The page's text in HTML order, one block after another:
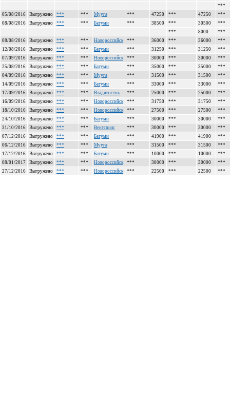
***
05/08/2016
Выгружено *** *** Мууга *** 47250 *** 47250
***
08/08/2016
Выгружено *** *** Батуми *** 38500 *** 30500
***
***
8000
***
08/08/2016
Выгружено *** *** Новороссийск *** 36000 *** 36000
***
12/08/2016
Выгружено *** *** Батуми *** 31250 *** 31250
***
07/09/2016
Выгружено *** *** Новороссийск *** 30000 *** 30000
***
25/08/2016
Выгружено *** *** Батуми *** 35000 *** 35000
***
04/09/2016
Выгружено *** *** Мууга *** 31500 *** 31500
***
14/09/2016
Выгружено *** *** Батуми *** 33000 *** 33000
***
17/09/2016
Выгружено *** *** Владивосток *** 25000 *** 25000
***
16/09/2016
Выгружено *** *** Новороссийск *** 31750 *** 31750
***
18/10/2016
Выгружено *** *** Новороссийск *** 27500 *** 27500
***
24/10/2016
Выгружено *** *** Батуми *** 30000 *** 30000
***
31/10/2016
Выгружено *** *** Вентспилс *** 30000 *** 30000
***
07/12/2016
Выгружено *** *** Батуми *** 41900 *** 41900
***
06/12/2016
Выгружено *** *** Мууга *** 31500 *** 31500
***
17/12/2016
Выгружено *** *** Батуми *** 10000 *** 10000
***
08/01/2017
Выгружено *** *** Новороссийск *** 30000 *** 30000
***
27/12/2016
Выгружено *** *** Новороссийск *** 22500 *** 22500 ***